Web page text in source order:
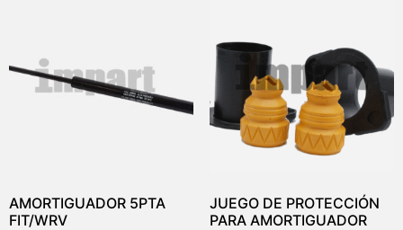
AMORTIGUADOR 5PTA
FIT/WRV
JUEGO DE PROTECCIÓN
PARA AMORTIGUADOR